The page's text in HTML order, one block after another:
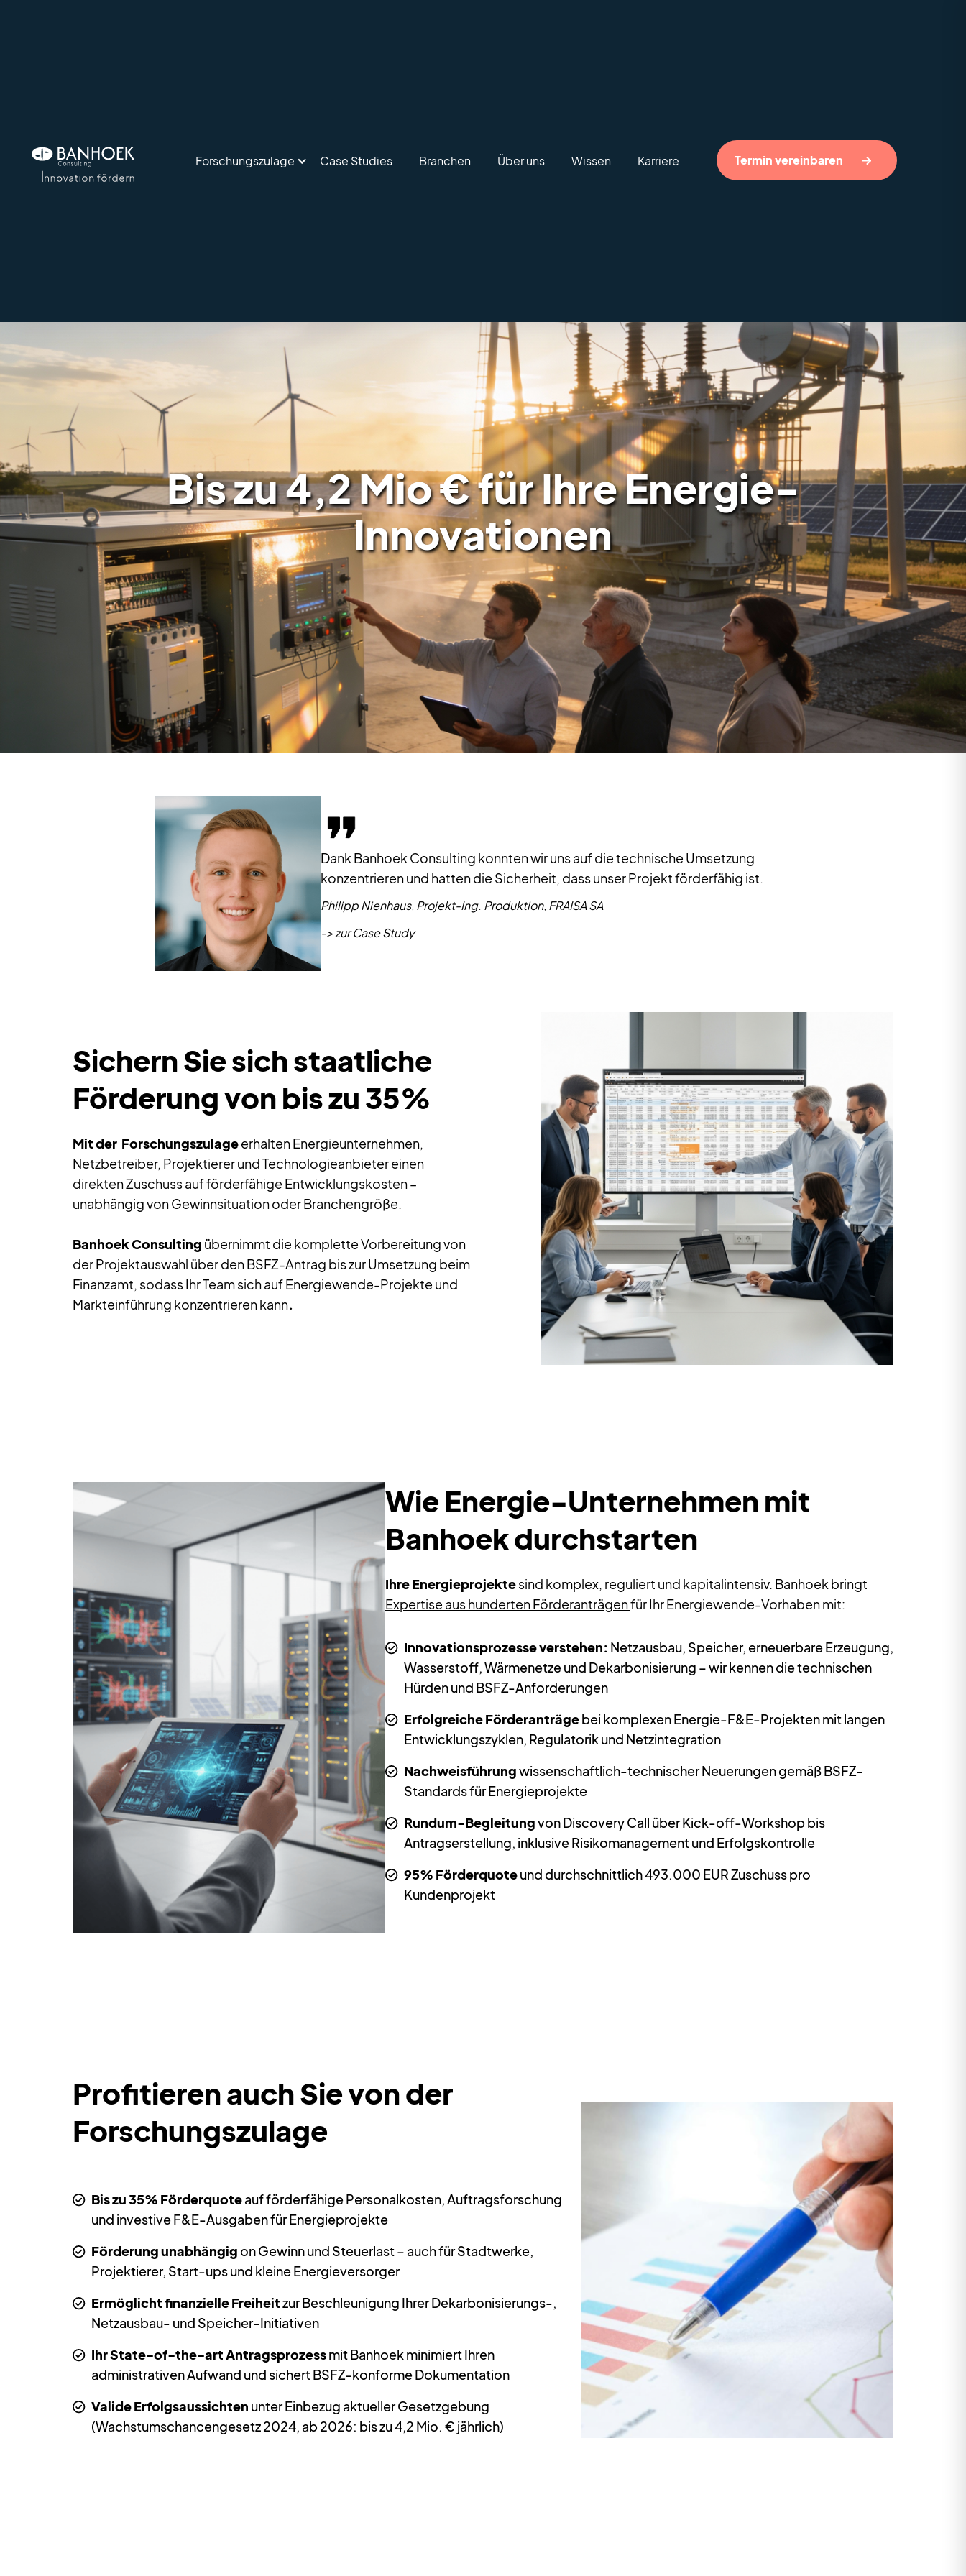
Forschungszulage Case Studies Branchen Über uns Wissen Karriere Termin vereinbaren
Bis zu 4,2 Mio € für Ihre Energie-
Innovationen
Dank Banhoek Consulting konnten wir uns auf die technische Umsetzung
konzentrieren und hatten die Sicherheit, dass unser Projekt förderfähig ist.
Philipp Nienhaus, Projekt-Ing. Produktion, FRAISA SA
-> zur Case Study
Sichern Sie sich staatliche
Förderung von bis zu 35%
Mit der Forschungszulageerhalten Energieunternehmen,
Netzbetreiber, Projektierer und Technologieanbieter einen
direkten Zuschuss aufförderfähige Entwicklungskosten–
unabhängig von Gewinnsituation oder Branchengröße.
Banhoek Consulting übernimmt die komplette Vorbereitung von
der Projektauswahl über den BSFZ-Antrag bis zur Umsetzung beim
Finanzamt, sodass Ihr Team sich auf Energiewende-Projekte und
Markteinführung konzentrieren kann.
Wie Energie-Unternehmen mit
Banhoek durchstarten
Ihre Energieprojektesind komplex, reguliert und kapitalintensiv. Banhoek bringt
Expertise aus hunderten Förderanträgenfür Ihr Energiewende-Vorhaben mit:
Innovationsprozesse verstehen: Netzausbau, Speicher, erneuerbare Erzeugung,
Wasserstoff, Wärmenetze und Dekarbonisierung – wir kennen die technischen
Hürden und BSFZ-Anforderungen
Erfolgreiche Förderanträgebei komplexen Energie-F&E-Projekten mit langen
Entwicklungszyklen, Regulatorik und Netzintegration
Nachweisführungwissenschaftlich-technischer Neuerungen gemäß BSFZ-
Standards für Energieprojekte
Rundum-Begleitungvon Discovery Call über Kick-off-Workshop bis
Antragserstellung, inklusive Risikomanagement und Erfolgskontrolle
95% Förderquoteund durchschnittlich 493.000 EUR Zuschuss pro
Kundenprojekt
Profitieren auch Sie von der
Forschungszulage
Bis zu 35% Förderquoteauf förderfähige Personalkosten, Auftragsforschung
und investive F&E-Ausgaben für Energieprojekte
Förderung unabhängig on Gewinn und Steuerlast – auch für Stadtwerke,
Projektierer, Start-ups und kleine Energieversorger
Ermöglicht finanzielle Freiheitzur Beschleunigung Ihrer Dekarbonisierungs-,
Netzausbau- und Speicher-Initiativen
Ihr State-of-the-art Antragsprozessmit Banhoek minimiert Ihren
administrativen Aufwand und sichert BSFZ-konforme Dokumentation
Valide Erfolgsaussichten unter Einbezug aktueller Gesetzgebung
(Wachstumschancengesetz 2024, ab 2026: bis zu 4,2 Mio. € jährlich)